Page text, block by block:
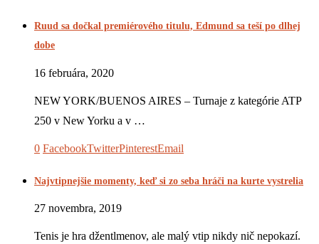
Ruud sa dočkal premiérového titulu, Edmund sa teší po dlhej
dobe
16 februára, 2020
NEW YORK/BUENOS AIRES – Turnaje z kategórie ATP
250 v New Yorku a v …
0 FacebookTwitterPinterestEmail
Najvtipnejšie momenty, keď si zo seba hráči na kurte vystrelia
27 novembra, 2019
Tenis je hra džentlmenov, ale malý vtip nikdy nič nepokazí.